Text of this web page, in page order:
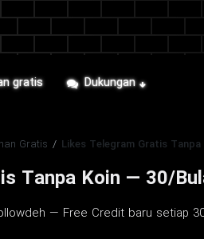
gratis Dukungan
Gratis / Likes Telegram Gratis
Tanpa Koin — 30/
— Free Credit baru setiap